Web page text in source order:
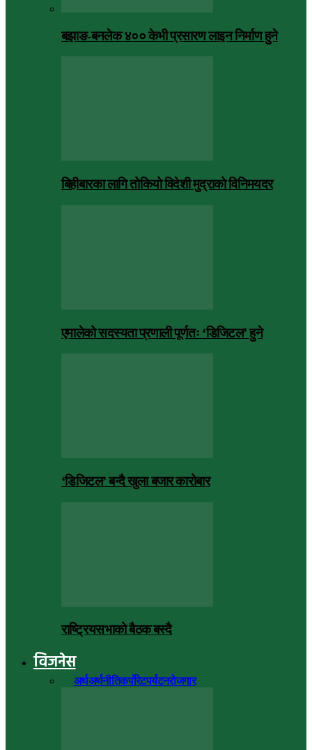
बझाङ-बनलेक ४०० केभी प्रसारण लाइन निर्माण हुने
बिहीबारका लागि तोकियो विदेशी मुद्राको विनिमयदर
एमालेको सदस्यता प्रणाली पूर्णतः ‘डिजिटल’ हुने
‘डिजिटल’ बन्दै खुला बजार कारोबार
राष्ट्रियसभाको बैठक बस्दै
विजनेस
अर्थअर्थनीतिकर्पोरेटपर्यटनरोजगार